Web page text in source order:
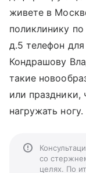
живете в
поликлинику
д.5 телефон
Кондрашову
такие
или праздники,
нагружать ногу.
со
целях. По